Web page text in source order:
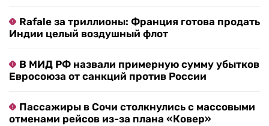
Rafale за триллионы: Франция готова продать
Индии целый воздушный флот
В МИД РФ назвали примерную сумму убытков
Евросоюза от санкций против России
Пассажиры в Сочи столкнулись с массовыми
отменами рейсов из-за плана «Ковер»